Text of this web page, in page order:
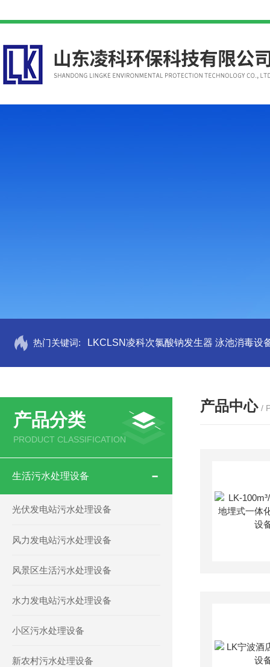
热门关键词: LKCLSN凌科次氯酸钠发生器 泳池消毒设
产品分类
PRODUCT CLASSIFICATION
生活污水处理设备
光伏发电站污水处理设备
风力发电站污水处理设备
风景区生活污水处理设备
水力发电站污水处理设备
小区污水处理设备
新农村污水处理设备
产品中心 /